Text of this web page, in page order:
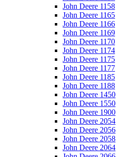
John Deere 1158
John Deere 1165
John Deere 1166
John Deere 1169
John Deere 1170
John Deere 1174
John Deere 1175
John Deere 1177
John Deere 1185
John Deere 1188
John Deere 1450
John Deere 1550
John Deere 1900
John Deere 2054
John Deere 2056
John Deere 2058
John Deere 2064